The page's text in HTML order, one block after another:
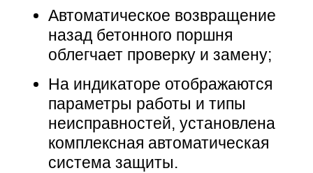
Автоматическое возвращение
назад бетонного поршня
облегчает проверку и замену;
На индикаторе отображаются
параметры работы и типы
неисправностей, установлена
комплексная автоматическая
система защиты.